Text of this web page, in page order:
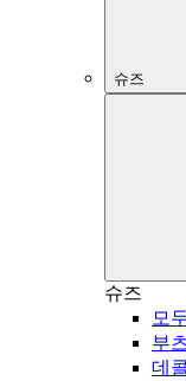
슈즈
슈즈
모
부
데